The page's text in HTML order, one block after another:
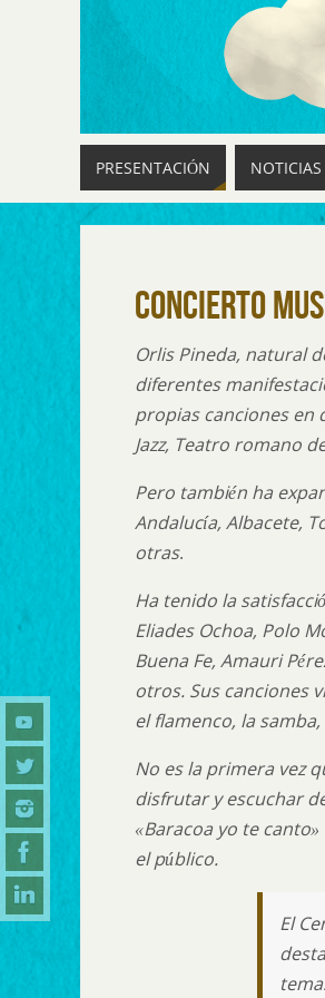
PRESENTACIÓN NOTICIAS
Concierto
Orlis Pineda, natural
diferentes
propias canciones en
Jazz, Teatro romano
Pero también ha
Andalucía, Albacete,
otras.
Ha tenido la
Eliades Ochoa, Polo
Buena Fe, Amauri
otros. Sus canciones
el flamenco, la
No es la primera vez
disfrutar y escuchar
«Baracoa yo te
el público.
El